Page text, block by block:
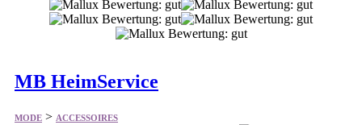
MB HeimService
MODE > ACCESSOIRES